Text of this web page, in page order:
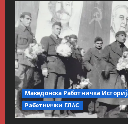
Македонска Работничка
Работнички ГЛАС